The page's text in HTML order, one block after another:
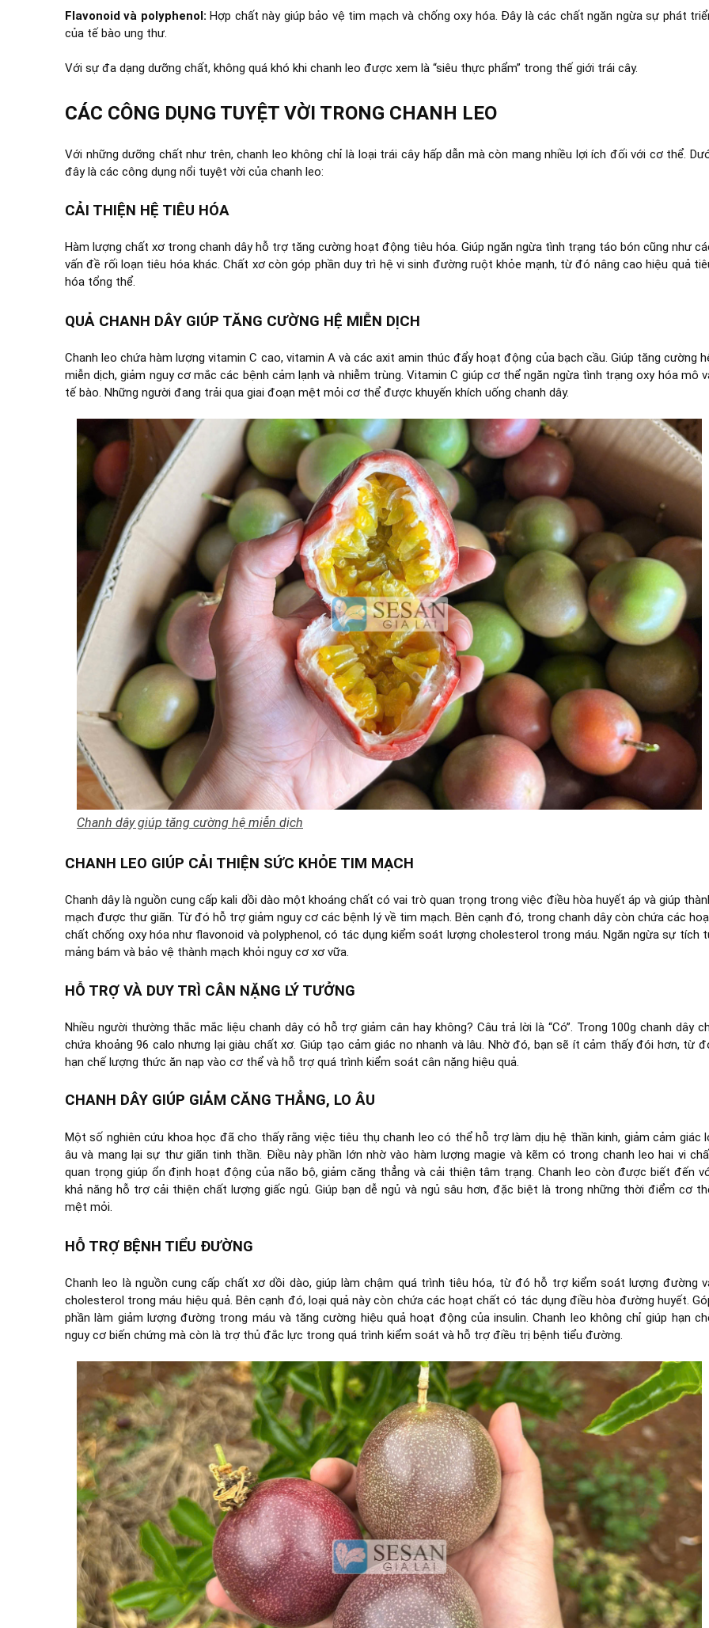
Flavonoid và polyphenol: Hợp chất này giúp bảo vệ tim mạch và chống oxy hóa. Đây là các chất ngăn ngừa sự phát
của tế bào ung thư.
Với sự đa dạng dưỡng chất, không quá khó khi chanh leo được xem là “siêu thực phẩm” trong thế giới trái cây.
CÁC CÔNG DỤNG TUYỆT VỜI TRONG CHANH LEO
Với những dưỡng chất như trên, chanh leo không chỉ là loại trái cây hấp dẫn mà còn mang nhiều lợi ích đối với cơ thể.
đây là các công dụng nổi tuyệt vời của chanh leo:
CẢI THIỆN HỆ TIÊU HÓA
Hàm lượng chất xơ trong chanh dây hỗ trợ tăng cường hoạt động tiêu hóa. Giúp ngăn ngừa tình trạng táo bón cũng như
vấn đề rối loạn tiêu hóa khác. Chất xơ còn góp phần duy trì hệ vi sinh đường ruột khỏe mạnh, từ đó nâng cao hiệu quả
hóa tổng thể.
QUẢ CHANH DÂY GIÚP TĂNG CƯỜNG HỆ MIỄN DỊCH
Chanh leo chứa hàm lượng vitamin C cao, vitamin A và các axit amin thúc đẩy hoạt động của bạch cầu. Giúp tăng cường
miễn dịch, giảm nguy cơ mắc các bệnh cảm lạnh và nhiễm trùng. Vitamin C giúp cơ thể ngăn ngừa tình trạng oxy hóa mô
tế bào. Những người đang trải qua giai đoạn mệt mỏi cơ thể được khuyến khích uống chanh dây.
Chanh dây giúp tăng cường hệ miễn dịch
CHANH LEO GIÚP CẢI THIỆN SỨC KHỎE TIM MẠCH
Chanh dây là nguồn cung cấp kali dồi dào một khoáng chất có vai trò quan trọng trong việc điều hòa huyết áp và giúp
mạch được thư giãn. Từ đó hỗ trợ giảm nguy cơ các bệnh lý về tim mạch. Bên cạnh đó, trong chanh dây còn chứa các
chất chống oxy hóa như flavonoid và polyphenol, có tác dụng kiểm soát lượng cholesterol trong máu. Ngăn ngừa sự tích
mảng bám và bảo vệ thành mạch khỏi nguy cơ xơ vữa.
HỖ TRỢ VÀ DUY TRÌ CÂN NẶNG LÝ TƯỞNG
Nhiều người thường thắc mắc liệu chanh dây có hỗ trợ giảm cân hay không? Câu trả lời là “Có”. Trong 100g chanh dây
chứa khoảng 96 calo nhưng lại giàu chất xơ. Giúp tạo cảm giác no nhanh và lâu. Nhờ đó, bạn sẽ ít cảm thấy đói hơn, từ
hạn chế lượng thức ăn nạp vào cơ thể và hỗ trợ quá trình kiểm soát cân nặng hiệu quả.
CHANH DÂY GIÚP GIẢM CĂNG THẲNG, LO ÂU
Một số nghiên cứu khoa học đã cho thấy rằng việc tiêu thụ chanh leo có thể hỗ trợ làm dịu hệ thần kinh, giảm cảm giác
âu và mang lại sự thư giãn tinh thần. Điều này phần lớn nhờ vào hàm lượng magie và kẽm có trong chanh leo hai vi
quan trọng giúp ổn định hoạt động của não bộ, giảm căng thẳng và cải thiện tâm trạng. Chanh leo còn được biết đến
khả năng hỗ trợ cải thiện chất lượng giấc ngủ. Giúp bạn dễ ngủ và ngủ sâu hơn, đặc biệt là trong những thời điểm cơ
mệt mỏi.
HỖ TRỢ BỆNH TIỂU ĐƯỜNG
Chanh leo là nguồn cung cấp chất xơ dồi dào, giúp làm chậm quá trình tiêu hóa, từ đó hỗ trợ kiểm soát lượng đường
cholesterol trong máu hiệu quả. Bên cạnh đó, loại quả này còn chứa các hoạt chất có tác dụng điều hòa đường huyết.
phần làm giảm lượng đường trong máu và tăng cường hiệu quả hoạt động của insulin. Chanh leo không chỉ giúp hạn
nguy cơ biến chứng mà còn là trợ thủ đắc lực trong quá trình kiểm soát và hỗ trợ điều trị bệnh tiểu đường.